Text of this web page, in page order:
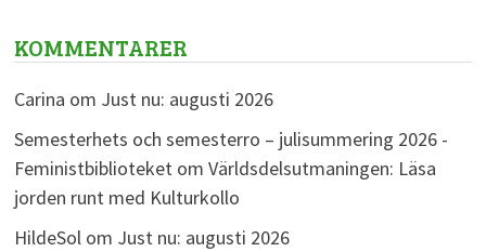
KOMMENTARER
Carina om Just nu: augusti 2026
Semesterhets och semesterro – julisummering 2026 -
Feministbiblioteketom Världsdelsutmaningen: Läsa
jorden runt med Kulturkollo
HildeSolom Just nu: augusti 2026